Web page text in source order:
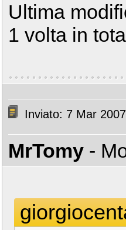
Ultima
1 volta in
Inviato: 7 Mar
MrTomy -